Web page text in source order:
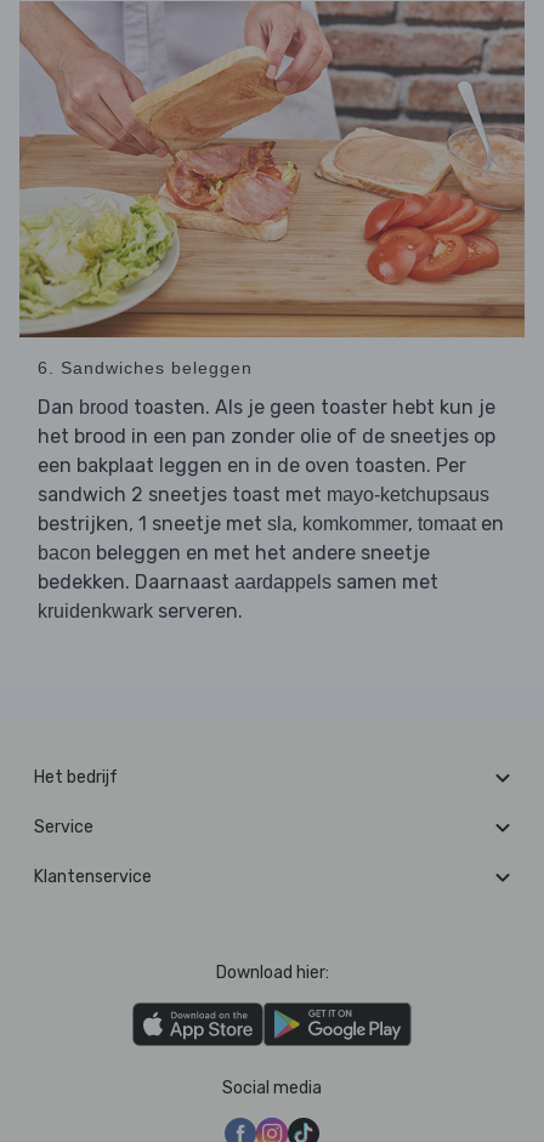
6. Sandwiches beleggen
Dan brood toasten. Als je geen toaster hebt kun je
het brood in een pan zonder olie of de sneetjes op
een bakplaat leggen en in de oven toasten. Per
sandwich 2 sneetjes toast met mayo-ketchupsaus
bestrijken, 1 sneetje met sla, komkommer, tomaaten
bacon beleggen en met het andere sneetje
bedekken. Daarnaast aardappels samen met
kruidenkwark serveren.
Het bedrijf
Service
Klantenservice
Download hier:
Social media